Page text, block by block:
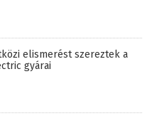
elismerést szereztek a
gyárai